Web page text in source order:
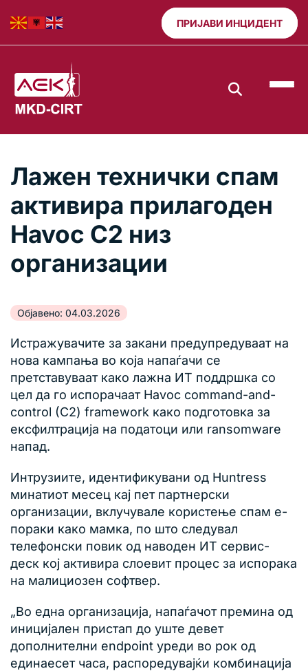
ПРИЈАВИ ИНЦИДЕНТ
Лажен технички спам
активира прилагоден
Havoc C2 низ
организации
Објавено: 04.03.2026
Истражувачите за закани предупредуваат на
нова кампања во која напаѓачи се
претставуваат како лажна ИТ поддршка со
цел да го испорачаат Havoc command-and-
control (C2) framework како подготовка за
ексфилтрација на податоци или ransomware
напад.
Интрузиите, идентификувани од Huntress
минатиот месец кај пет партнерски
организации, вклучувале користење спам е-
пораки како мамка, по што следувал
телефонски повик од наводен ИТ сервис-
деск кој активира слоевит процес за испорака
на малициозен софтвер.
„Во една организација, напаѓачот премина од
иницијален пристап до уште девет
дополнителни endpoint уреди во рок од
единаесет часа, распоредувајќи комбинација